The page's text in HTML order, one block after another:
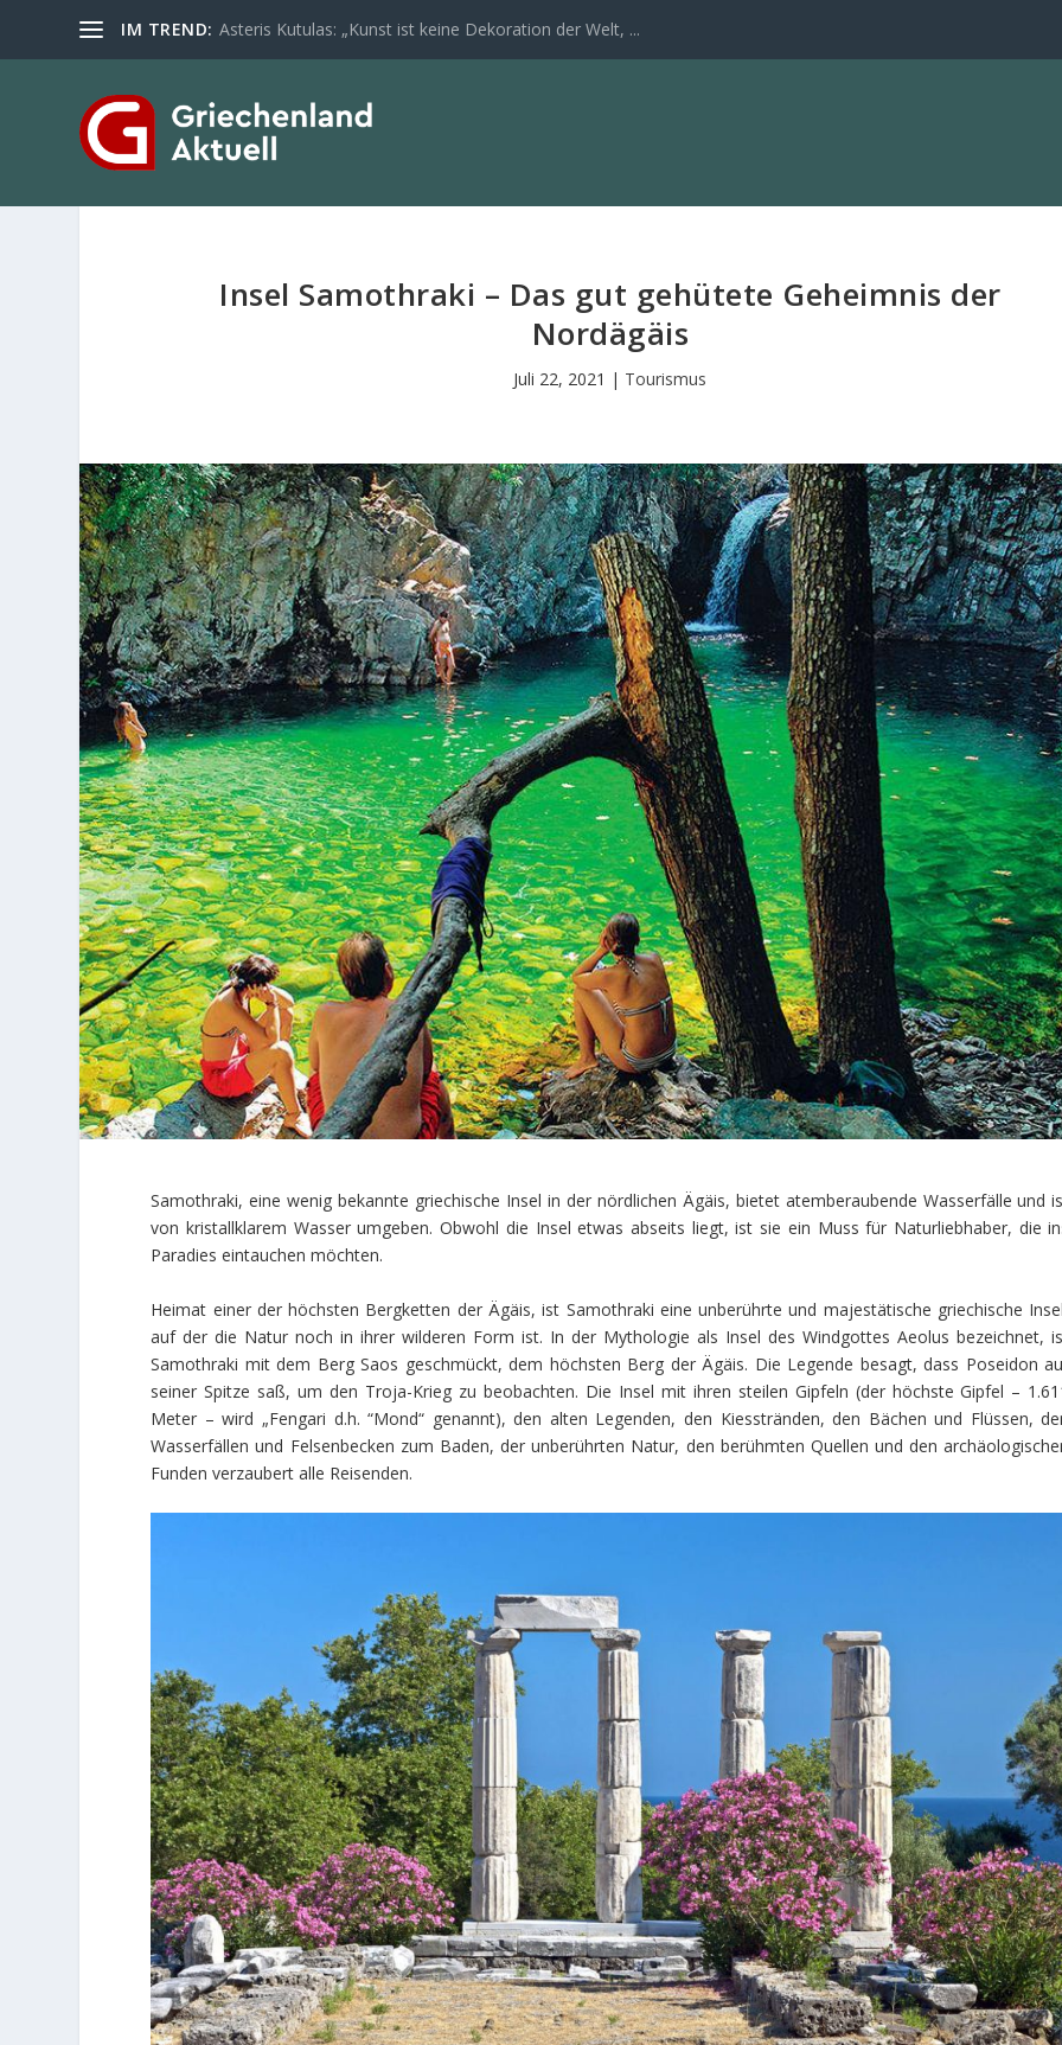
IM TREND: Asteris Kutulas: „Kunst ist keine Dekoration der Welt, ...
Insel Samothraki – Das gut gehütete Geheimnis der
Nordägäis
Juli 22, 2021 | Tourismus
Samothraki, eine wenig bekannte griechische Insel in der nördlichen Ägäis, bietet atemberaubende Wasserfälle und
von kristallklarem Wasser umgeben. Obwohl die Insel etwas abseits liegt, ist sie ein Muss für Naturliebhaber, die
Paradies eintauchen möchten.
Heimat einer der höchsten Bergketten der Ägäis, ist Samothraki eine unberührte und majestätische griechische
auf der die Natur noch in ihrer wilderen Form ist. In der Mythologie als Insel des Windgottes Aeolus bezeichnet,
Samothraki mit dem Berg Saos geschmückt, dem höchsten Berg der Ägäis. Die Legende besagt, dass Poseidon
seiner Spitze saß, um den Troja-Krieg zu beobachten. Die Insel mit ihren steilen Gipfeln (der höchste Gipfel –
Meter – wird „Fengari d.h. “Mond“ genannt), den alten Legenden, den Kiesstränden, den Bächen und Flüssen,
Wasserfällen und Felsenbecken zum Baden, der unberührten Natur, den berühmten Quellen und den
Funden verzaubert alle Reisenden.